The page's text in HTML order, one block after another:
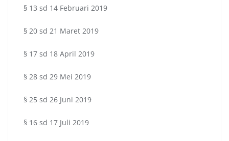
§ 13 sd 14 Februari 2019
§ 20 sd 21 Maret 2019
§ 17 sd 18 April 2019
§ 28 sd 29 Mei 2019
§ 25 sd 26 Juni 2019
§ 16 sd 17 Juli 2019